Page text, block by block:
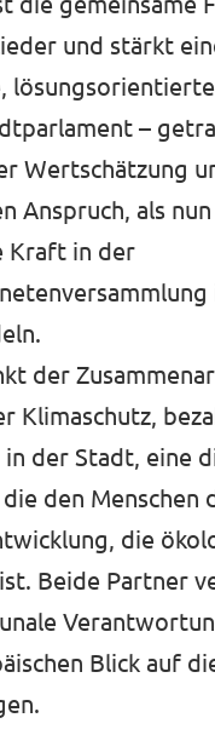
und stärkt
–
Wertschätzung
Anspruch, als nun
Kraft in der
der
Klimaschutz,
in der Stadt, eine
den Menschen
die
Beide Partner
Blick auf